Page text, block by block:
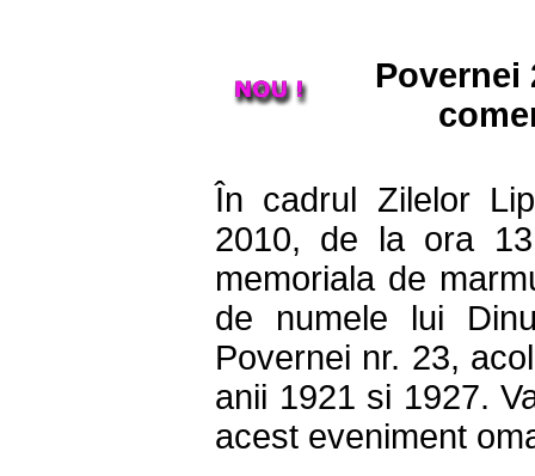
Povernei
În cadrul Zilelor
2010, de la ora
memoriala de
de numele lui
Povernei nr. 23,
anii 1921 si 1927.
acest eveniment